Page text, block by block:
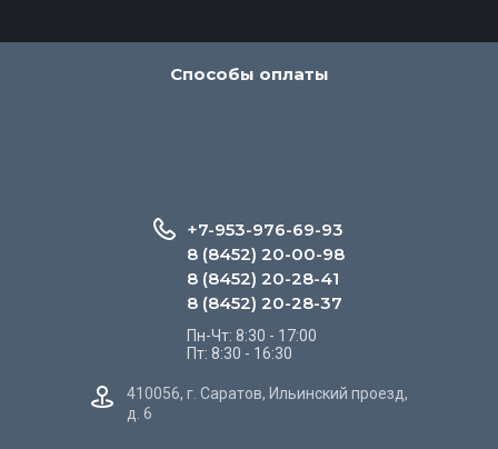
Способы оплаты
+7-953-976-69-93
8 (8452) 20-00-98
8 (8452) 20-28-41
8 (8452) 20-28-37
Пн-Чт: 8:30 - 17:00
Пт: 8:30 - 16:30
410056, г. Саратов, Ильинский проезд,
д. 6